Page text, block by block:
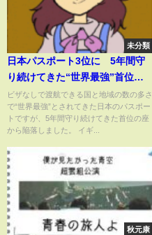
未分類
日本パスポート3位に 5年間守
り続けてきた“世界最強”首位の
座から陥落 世界のパスポート
ランキング｜TBS NEWS DIG
ビザなしで渡航できる国と地域の数の多さ
で“世界最強”とされてきた日本のパスポー
トですが、5年間守り続けてきた首位の座
から陥落しました。 イギ...
秋元康